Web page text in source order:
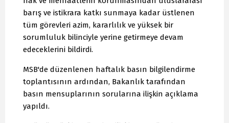
barış ve istikrara katkı sunmaya kadar üstlenen
tüm görevleri azim, kararlılık ve yüksek bir
sorumluluk bilinciyle yerine getirmeye devam
edeceklerini bildirdi.
MSB'de düzenlenen haftalık basın bilgilendirme
toplantısının ardından, Bakanlık tarafından
basın mensuplarının sorularına ilişkin açıklama
yapıldı.